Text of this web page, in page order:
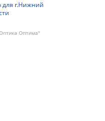
для г.Нижний
Оптима"